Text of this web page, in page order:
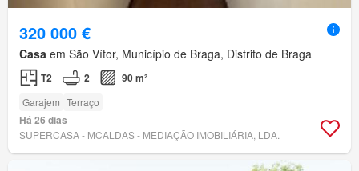
320 000 €
Casa em São Vítor, Município de Braga, Distrito de Braga
T2 2 90 m²
Garajem Terraço
Há 26 dias
SUPERCASA - MCALDAS - MEDIAÇÃO IMOBILIÁRIA, LDA.